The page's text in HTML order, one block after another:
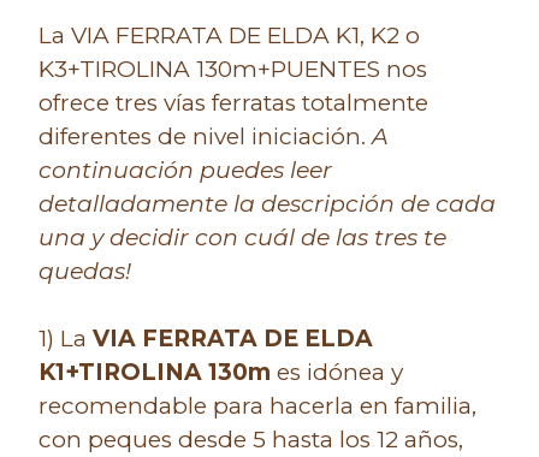
La VIA FERRATA DE ELDA K1, K2 o
K3+TIROLINA 130m+PUENTES nos
ofrece tres vías ferratas totalmente
diferentes de nivel iniciación.A
continuación puedes leer
detalladamente la descripción de cada
una y decidir con cuál de las tres te
quedas!
1) LaVIA FERRATA DE ELDA
K1+TIROLINA 130m es idónea y
recomendable para hacerla en familia,
con peques desde 5 hasta los 12 años,